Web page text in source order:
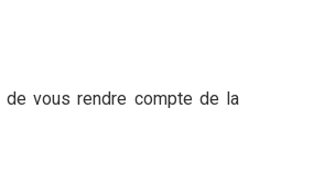
de vous rendre compte de la